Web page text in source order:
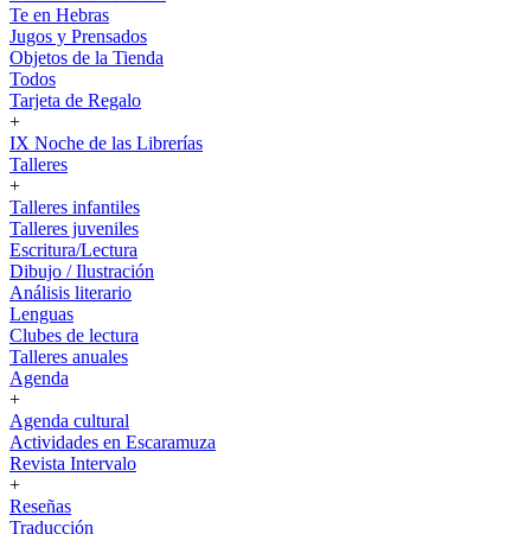
Te en Hebras
Jugos y Prensados
Objetos de la Tienda
Todos
Tarjeta de Regalo
+
IX Noche de las Librerías
Talleres
+
Talleres infantiles
Talleres juveniles
Escritura/Lectura
Dibujo / Ilustración
Análisis literario
Lenguas
Clubes de lectura
Talleres anuales
Agenda
+
Agenda cultural
Actividades en Escaramuza
Revista Intervalo
+
Reseñas
Traducción